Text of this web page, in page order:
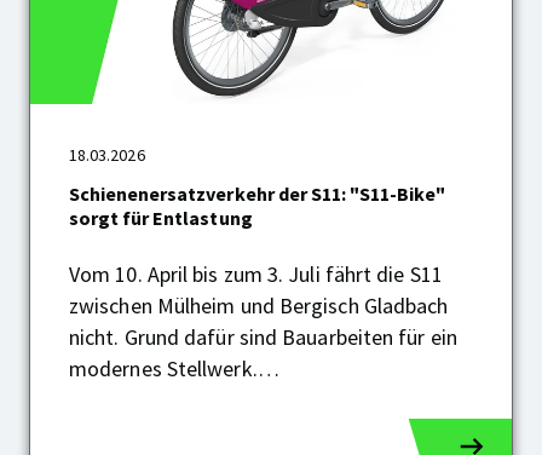
18.03.2026
Schienenersatzverkehr der S11: "S11-Bike"
sorgt für Entlastung
Vom 10. April bis zum 3. Juli fährt die S11
zwischen Mülheim und Bergisch Gladbach
nicht. Grund dafür sind Bauarbeiten für ein
modernes Stellwerk.…
S11:
"S11-
für
Entlastung